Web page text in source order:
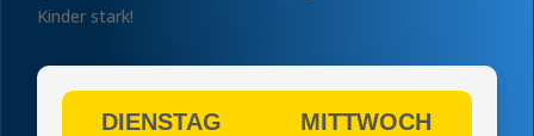
Kinder stark!
DIENSTAG MITTWOCH